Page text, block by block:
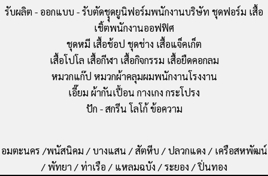
รับผลิต - ออกแบบ - รับตัดชุุดยูนิฟอร์มพนักงานบริษัท ชุดฟอร์ม เสื้อ
เชิ้ตพนักงานออฟฟิศ
ชุดหมี เสื้อช้อป ชุดช่าง เสื้อแจ็คเก็ต
เสื้อโปโล เสื้อกีฬา เสื้อกิจกรรม เสื้อยืดคอกลม
หมวกแก๊ป หมวกผ้าคลุมผมพนักงานโรงงาน
เอี๊ยม ผ้ากันเปื้อน กางเกง กระโปรง
ปัก - สกรีน โลโก้ ข้อความ
อมตะนคร /พนัสนิคม / บางแสน / สัตหีบ / ปลวกแดง / เครือสหพัฒน์
/ พัทยา / ท่าเรือ / แหลมฉบัง / ระยอง / ปิ่นทอง